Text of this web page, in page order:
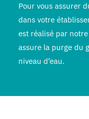
Pour vous assurer
dans votre
est réalisé par
assure la purge du
niveau d’eau.